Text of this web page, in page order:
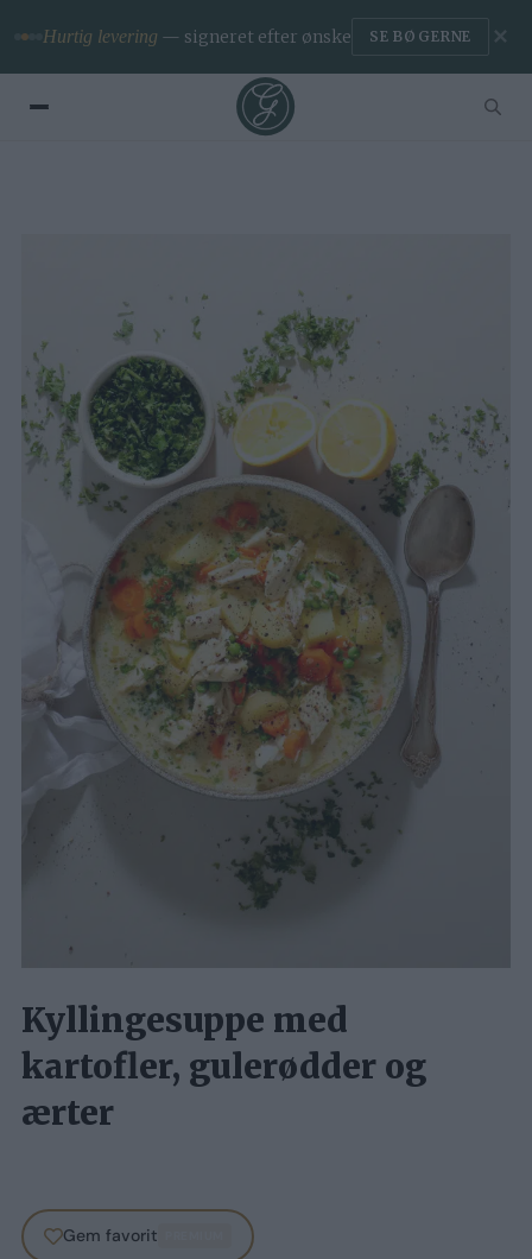
Premium— ingen reklamer & app BLIV MEDLEM ✕
Kyllingesuppe med
kartofler, gulerødder og
ærter
Gem favorit